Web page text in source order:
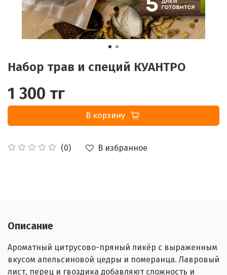
Набор трав и специй КУАНТРО
(0) В избранное
1 300 тг
В корзину
Описание
Ароматный цитрусово-пряный ликёр с выраженным
вкусом апельсиновой цедры и померанца. Лавровый
лист, перец и гвоздика добавляют сложность и